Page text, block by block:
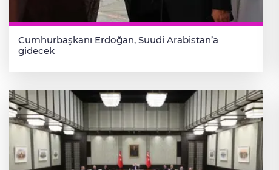
Cumhurbaşkanı Erdoğan, Suudi Arabistan’a
gidecek